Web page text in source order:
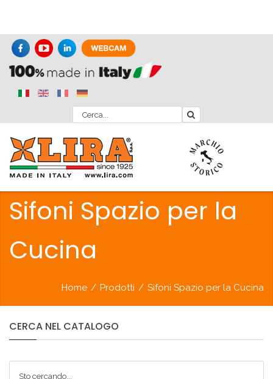
Sifoni Spazio per la
Cucina
Home / Prodotti / Sifoni Spazio per la Cucina
CERCA NEL CATALOGO